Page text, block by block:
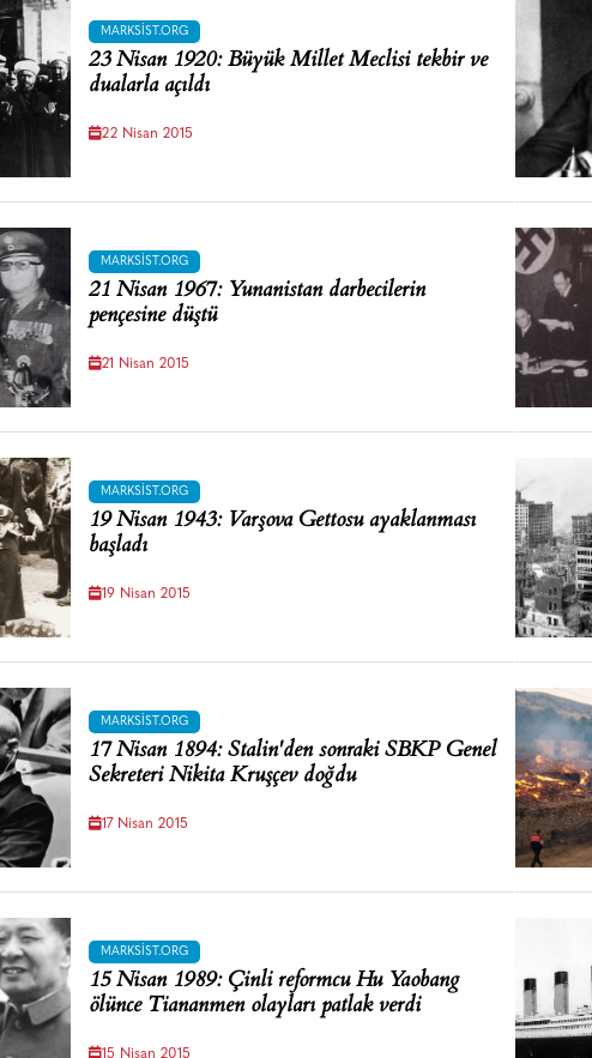
MARKSIST.ORG
23 Nisan 1920: Büyük Millet Meclisi tekbir ve
dualarla açıldı
22 Nisan 2015
MARKSIST.ORG
21 Nisan 1967: Yunanistan darbecilerin
pençesine düştü
21 Nisan 2015
MARKSIST.ORG
19 Nisan 1943: Varşova Gettosu ayaklanması
başladı
19 Nisan 2015
MARKSIST.ORG
17 Nisan 1894: Stalin'den sonraki SBKP Genel
Sekreteri Nikita Kruşçev doğdu
17 Nisan 2015
MARKSIST.ORG
15 Nisan 1989: Çinli reformcu Hu Yaobang
ölünce Tiananmen olayları patlak verdi
15 Nisan 2015